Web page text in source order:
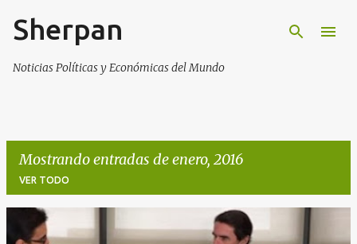
Sherpan
Noticias Políticas y Económicas del Mundo
Mostrando entradas de enero, 2016
VER TODO